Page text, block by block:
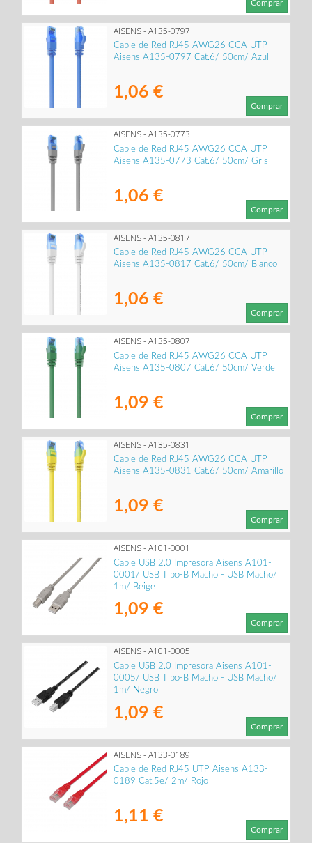
Comprar
AISENS - A135-0797
Cable de Red RJ45 AWG26 CCA UTP
Aisens A135-0797 Cat.6/ 50cm/ Azul
1,06 €
Comprar
AISENS - A135-0773
Cable de Red RJ45 AWG26 CCA UTP
Aisens A135-0773 Cat.6/ 50cm/ Gris
1,06 €
Comprar
AISENS - A135-0817
Cable de Red RJ45 AWG26 CCA UTP
Aisens A135-0817 Cat.6/ 50cm/ Blanco
1,06 €
Comprar
AISENS - A135-0807
Cable de Red RJ45 AWG26 CCA UTP
Aisens A135-0807 Cat.6/ 50cm/ Verde
1,09 €
Comprar
AISENS - A135-0831
Cable de Red RJ45 AWG26 CCA UTP
Aisens A135-0831 Cat.6/ 50cm/ Amarillo
1,09 €
Comprar
AISENS - A101-0001
Cable USB 2.0 Impresora Aisens A101-
0001/ USB Tipo-B Macho - USB Macho/
1m/ Beige
1,09 €
Comprar
AISENS - A101-0005
Cable USB 2.0 Impresora Aisens A101-
0005/ USB Tipo-B Macho - USB Macho/
1m/ Negro
1,09 €
Comprar
AISENS - A133-0189
Cable de Red RJ45 UTP Aisens A133-
0189 Cat.5e/ 2m/ Rojo
1,11 €
Comprar